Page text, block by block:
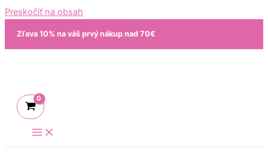
Preskočiť na obsah
Zľava 10% na váš prvý nákup nad 70€